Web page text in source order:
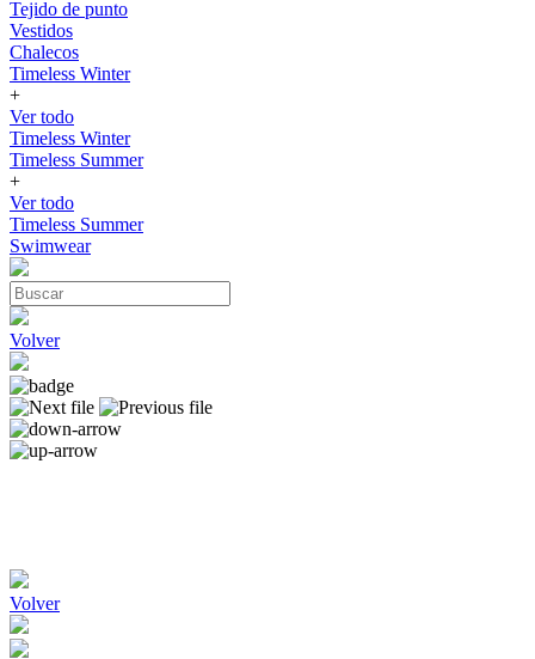
Tejido de punto
Vestidos
Chalecos
Timeless Winter
+
Ver todo
Timeless Winter
Timeless Summer
+
Ver todo
Timeless Summer
Swimwear
Volver
Volver